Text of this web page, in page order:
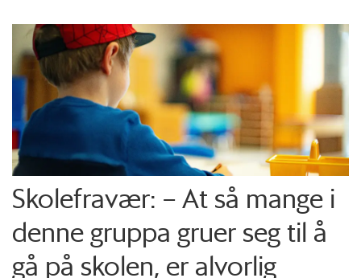
Skolefravær: – At så mange i
denne gruppa gruer seg til å
gå på skolen, er alvorlig